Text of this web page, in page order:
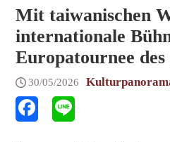
Mit taiwanischen
internationale
Europatournee
30/05/2026